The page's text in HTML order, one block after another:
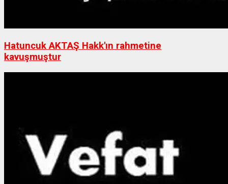
Hatuncuk AKTAŞ Hakk'ın rahmetine
kavuşmuştur